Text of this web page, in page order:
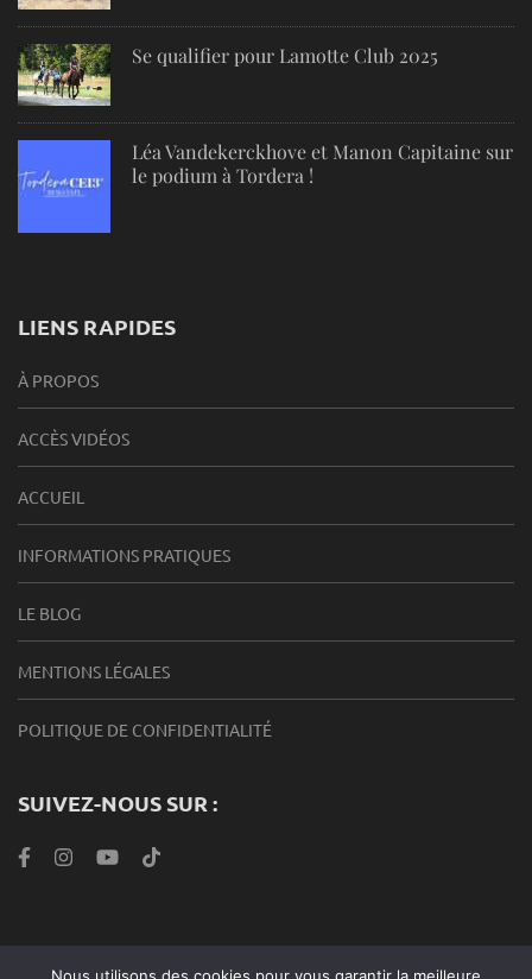
Se qualifier pour Lamotte Club 2025
Léa Vandekerckhove et Manon Capitaine sur
le podium à Tordera !
LIENS RAPIDES
À PROPOS
ACCÈS VIDÉOS
ACCUEIL
INFORMATIONS PRATIQUES
LE BLOG
MENTIONS LÉGALES
POLITIQUE DE CONFIDENTIALITÉ
SUIVEZ-NOUS SUR :